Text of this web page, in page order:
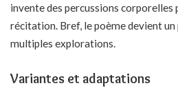
invente des percussions corporelles
récitation. Bref, le poème devient
multiples explorations.
Variantes et adaptations